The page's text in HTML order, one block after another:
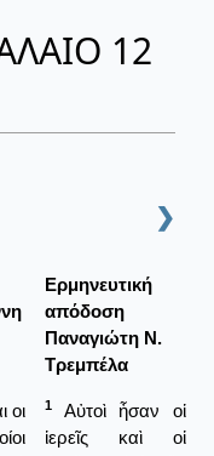
12
❯
Ερμηνευτική
απόδοση
Παναγιώτη Ν.
Τρεμπέλα
οι
1
Αὐτοὶ ἦσαν οἱ
ἱερεῖς καὶ οἱ